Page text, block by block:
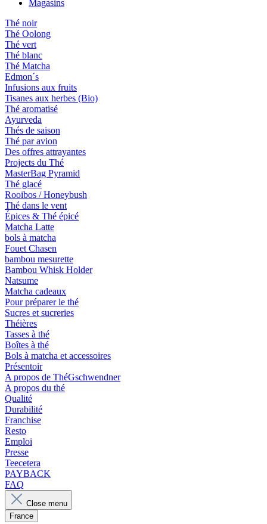
Magasins
Thé noir
Thé Oolong
Thé vert
Thé blanc
Thé Matcha
Edmon´s
Infusions aux fruits
Tisanes aux herbes (Bio)
Thé aromatisé
Ayurveda
Thés de saison
Thé par avion
Des offres attrayantes
Projects du Thé
MasterBag Pyramid
Thé glacé
Rooibos / Honeybush
Thé dans le vent
Épices & Thé épicé
Matcha Latte
bols à matcha
Fouet Chasen
bambou mesurette
Bambou Whisk Holder
Natsume
Matcha cadeaux
Pour préparer le thé
Sucres et sucreries
Théières
Tasses à thé
Boîtes à thé
Bols à matcha et accessoires
Présentoir
A propos de ThéGschwendner
A propos du thé
Qualité
Durabilité
Franchise
Resto
Emploi
Presse
Teecetera
PAYBACK
FAQ
Close menu
France